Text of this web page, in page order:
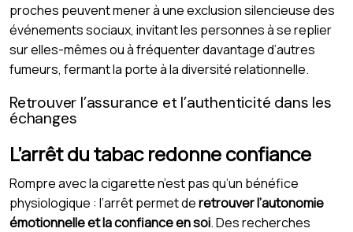
proches peuvent mener à une exclusion silencieuse des
événements sociaux, invitant les personnes à se replier
sur elles-mêmes ou à fréquenter davantage d’autres
fumeurs, fermant la porte à la diversité relationnelle.
Retrouver l’assurance et l’authenticité dans les
échanges
L’arrêt du tabac redonne confiance
Rompre avec la cigarette n’est pas qu’un bénéfice
physiologique : l’arrêt permet deretrouver l’autonomie
émotionnelle et la confiance en soi. Des recherches